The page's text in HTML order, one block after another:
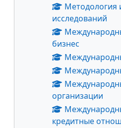
Методология
исследований
бизнес
организации
кредитные